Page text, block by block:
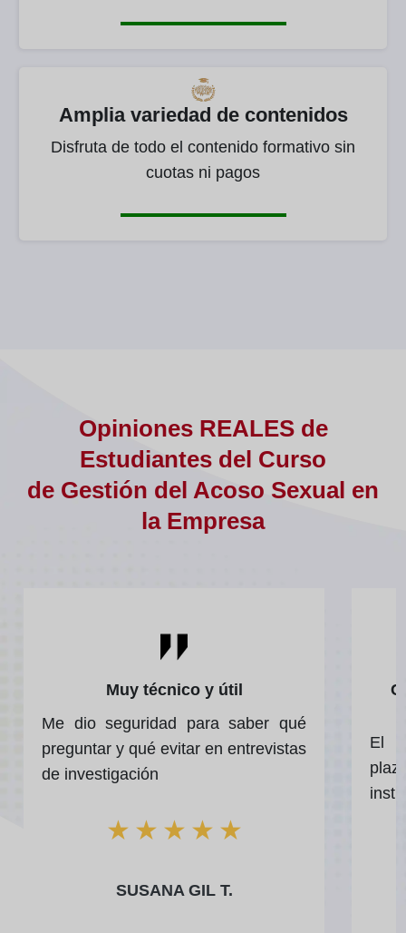
Amplia variedad de contenidos
Disfruta de todo el contenido formativo sin
cuotas ni pagos
Opiniones REALES de
Estudiantes del Curso
de Gestión del Acoso Sexual en
la Empresa
Muy técnico y útil
Me dio seguridad para saber qué
preguntar y qué evitar en entrevistas
de investigación
★ ★ ★ ★ ★
SUSANA GIL T.
El